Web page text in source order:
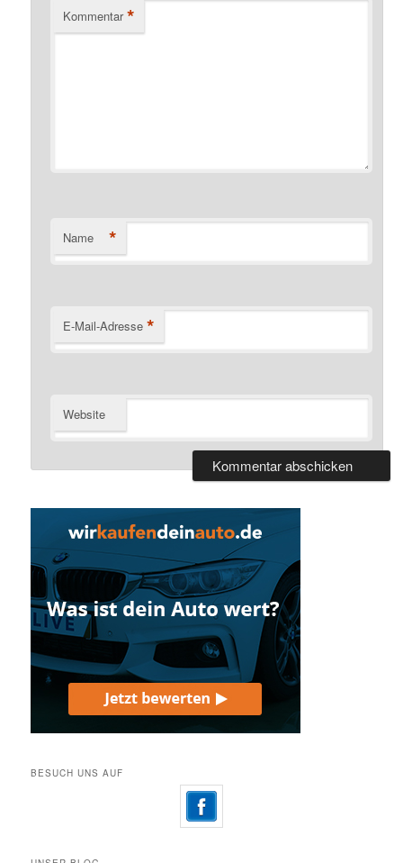
Kommentar *
Name *
E-Mail-Adresse *
Website
BESUCH UNS AUF